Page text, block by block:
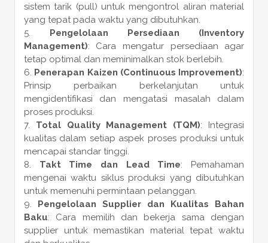
sistem tarik (pull) untuk mengontrol aliran material
yang tepat pada waktu yang dibutuhkan.
Pengelolaan Persediaan (Inventory
Management): Cara mengatur persediaan agar
tetap optimal dan meminimalkan stok berlebih.
Penerapan Kaizen (Continuous Improvement):
Prinsip perbaikan berkelanjutan untuk
mengidentifikasi dan mengatasi masalah dalam
proses produksi.
Total Quality Management (TQM): Integrasi
kualitas dalam setiap aspek proses produksi untuk
mencapai standar tinggi.
Takt Time dan Lead Time: Pemahaman
mengenai waktu siklus produksi yang dibutuhkan
untuk memenuhi permintaan pelanggan.
Pengelolaan Supplier dan Kualitas Bahan
Baku: Cara memilih dan bekerja sama dengan
supplier untuk memastikan material tepat waktu